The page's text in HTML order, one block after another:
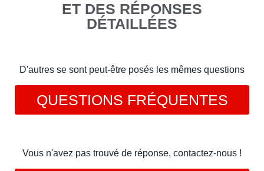
ET DES RÉPONSES
DÉTAILLÉES
D'autres se sont peut-être posés les mêmes questions
QUESTIONS FRÉQUENTES
Vous n'avez pas trouvé de réponse, contactez-nous !